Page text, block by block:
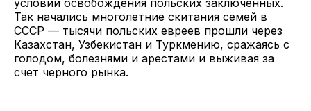
условии освобождения польских заключенных.
Так начались многолетние скитания семей в
СССР — тысячи польских евреев прошли через
Казахстан, Узбекистан и Туркмению, сражаясь с
голодом, болезнями и арестами и выживая за
счет черного рынка.